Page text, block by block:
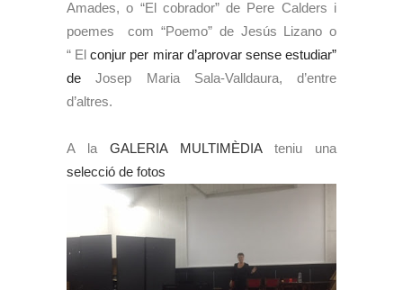
Amades, o “El cobrador” de Pere Calders i
poemes com “Poemo” de Jesús Lizano o
“ Elconjur per mirar d’aprovar sense estudiar”
de
Josep Maria Sala-Valldaura, d’entre
d’altres.
A la GALERIA MULTIMÈDIA teniu una
selecció de fotos